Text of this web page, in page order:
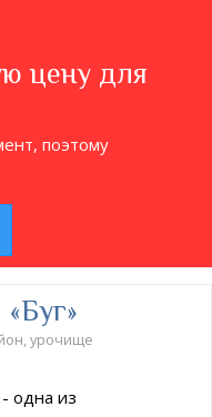
цену для
поэтому
урочище
одна из